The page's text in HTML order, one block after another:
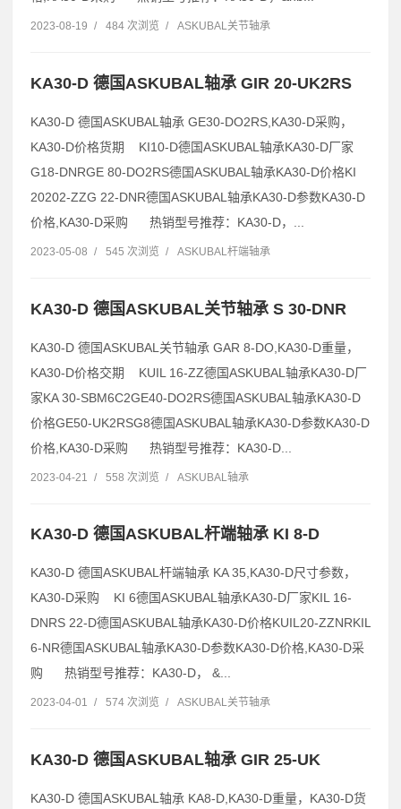
2023-08-19 / 484 次浏览 / ASKUBAL关节轴承
KA30-D 德国ASKUBAL轴承 GIR 20-UK2RS
KA30-D 德国ASKUBAL轴承 GE30-DO2RS,KA30-D采购，
KA30-D价格货期 KI10-D德国ASKUBAL轴承KA30-D厂家
G18-DNRGE 80-DO2RS德国ASKUBAL轴承KA30-D价格KI
20202-ZZG 22-DNR德国ASKUBAL轴承KA30-D参数KA30-D
价格,KA30-D采购 热销型号推荐：KA30-D，...
2023-05-08 / 545 次浏览 / ASKUBAL杆端轴承
KA30-D 德国ASKUBAL关节轴承 S 30-DNR
KA30-D 德国ASKUBAL关节轴承 GAR 8-DO,KA30-D重量，
KA30-D价格交期 KUIL 16-ZZ德国ASKUBAL轴承KA30-D厂
家KA 30-SBM6C2GE40-DO2RS德国ASKUBAL轴承KA30-D
价格GE50-UK2RSG8德国ASKUBAL轴承KA30-D参数KA30-D
价格,KA30-D采购 热销型号推荐：KA30-D...
2023-04-21 / 558 次浏览 / ASKUBAL轴承
KA30-D 德国ASKUBAL杆端轴承 KI 8-D
KA30-D 德国ASKUBAL杆端轴承 KA 35,KA30-D尺寸参数，
KA30-D采购 KI 6德国ASKUBAL轴承KA30-D厂家KIL 16-
DNRS 22-D德国ASKUBAL轴承KA30-D价格KUIL20-ZZNRKIL
6-NR德国ASKUBAL轴承KA30-D参数KA30-D价格,KA30-D采
购 热销型号推荐：KA30-D， &...
2023-04-01 / 574 次浏览 / ASKUBAL关节轴承
KA30-D 德国ASKUBAL轴承 GIR 25-UK
KA30-D 德国ASKUBAL轴承 KA8-D,KA30-D重量，KA30-D货